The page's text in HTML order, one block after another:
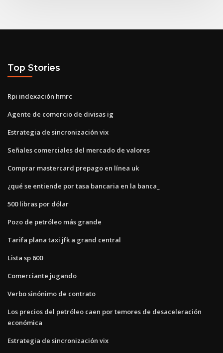
Top Stories
Rpi indexación hmrc
Agente de comercio de divisas ig
Estrategia de sincronización vix
Señales comerciales del mercado de valores
Comprar mastercard prepago en línea uk
¿qué se entiende por tasa bancaria en la banca_
500 libras por dólar
Pozo de petróleo más grande
Tarifa plana taxi jfk a grand central
Lista sp 600
Comerciante jugando
Verbo sinónimo de contrato
Los precios del petróleo caen por temores de desaceleración
económica
Estrategia de sincronización vix